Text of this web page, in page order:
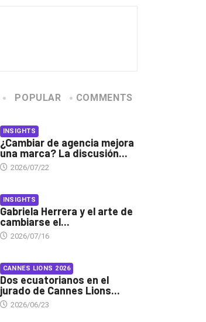
POPULAR COMMENTS
INSIGHTS
¿Cambiar de agencia mejora
una marca? La discusión...
2026/07/22
INSIGHTS
Gabriela Herrera y el arte de
cambiarse el...
2026/07/16
CANNES LIONS 2026
Dos ecuatorianos en el
jurado de Cannes Lions...
2026/06/23